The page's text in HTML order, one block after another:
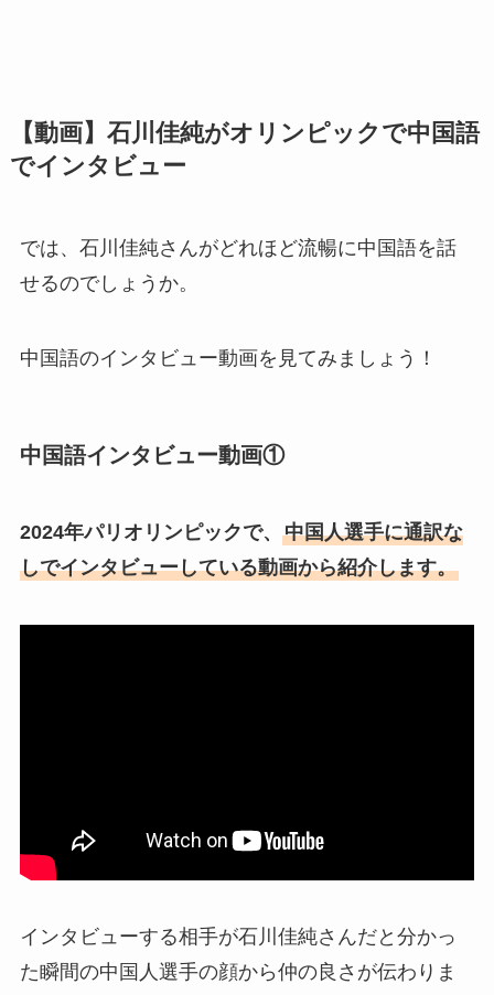
【動画】石川佳純がオリンピックで中国語
でインタビュー
では、石川佳純さんがどれほど流暢に中国語を話
せるのでしょうか。
中国語のインタビュー動画を見てみましょう！
中国語インタビュー動画①
2024年パリオリンピックで、 中国人選手に通訳な
しでインタビューしている動画から紹介します。
インタビューする相手が石川佳純さんだと分かっ
た瞬間の中国人選手の顔から仲の良さが伝わりま